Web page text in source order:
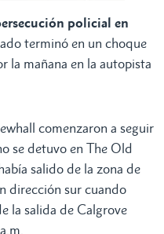
policial en
terminó en un choque
la mañana en la autopista
comenzaron a seguir
se detuvo en The Old
salido de la zona de
dirección sur cuando
la salida de Calgrove